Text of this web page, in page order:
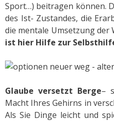
Sport…) beitragen können.
des Ist- Zustandes, die
die mentale Umsetzung der
ist hier Hilfe zur
Glaube versetzt Berge–
Macht Ihres Gehirns in
Als Sie Dinge leicht und